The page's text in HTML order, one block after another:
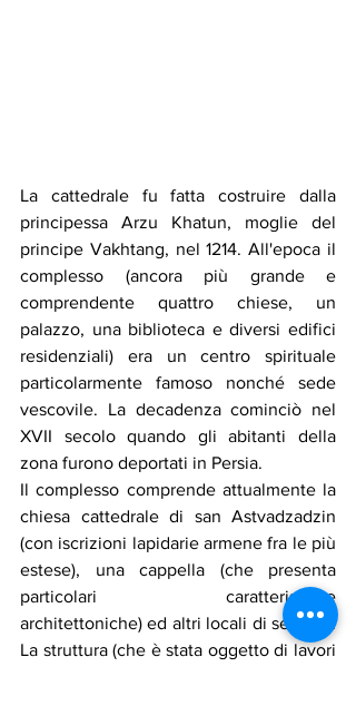
La cattedrale fu fatta costruire dalla
principessa Arzu Khatun, moglie del
principe Vakhtang, nel 1214. All'epoca il
complesso (ancora più grande e
comprendente quattro chiese, un
palazzo, una biblioteca e diversi edifici
residenziali) era un centro spirituale
particolarmente famoso nonché sede
vescovile. La decadenza cominciò nel
XVII secolo quando gli abitanti della
zona furono deportati in Persia.
Il complesso comprende attualmente la
chiesa cattedrale di san Astvadzadzin
(con iscrizioni lapidarie armene fra le più
estese), una cappella (che presenta
particolari caratteristiche
architettoniche) ed altri locali di servizio.
La struttura (che è stata oggetto di lavori